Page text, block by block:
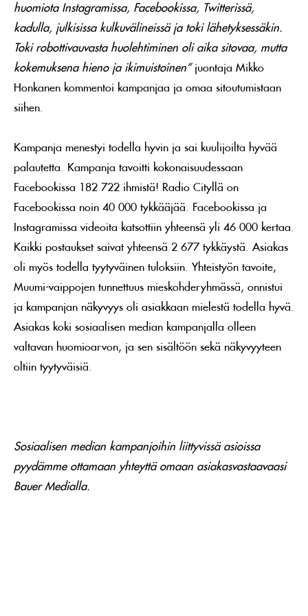
huomiota Instagramissa, Facebookissa, Twitterissä,
kadulla, julkisissa kulkuvälineissä ja toki lähetyksessäkin.
Toki robottivauvasta huolehtiminen oli aika sitovaa, mutta
kokemuksena hieno ja ikimuistoinen”juontaja Mikko
Honkanen kommentoi kampanjaa ja omaa sitoutumistaan
siihen.
Kampanja menestyi todella hyvin ja sai kuulijoilta hyvää
palautetta. Kampanja tavoitti kokonaisuudessaan
Facebookissa 182 722 ihmistä! Radio Cityllä on
Facebookissa noin 40 000 tykkääjää. Facebookissa ja
Instagramissa videoita katsottiin yhteensä yli 46 000 kertaa.
Kaikki postaukset saivat yhteensä 2 677 tykkäystä. Asiakas
oli myös todella tyytyväinen tuloksiin. Yhteistyön tavoite,
Muumi-vaippojen tunnettuus mieskohderyhmässä, onnistui
ja kampanjan näkyvyys oli asiakkaan mielestä todella hyvä.
Asiakas koki sosiaalisen median kampanjalla olleen
valtavan huomioarvon, ja sen sisältöön sekä näkyvyyteen
oltiin tyytyväisiä.
Sosiaalisen median kampanjoihin liittyvissä asioissa
pyydämme ottamaan yhteyttä omaan asiakasvastaavaasi
Bauer Medialla.